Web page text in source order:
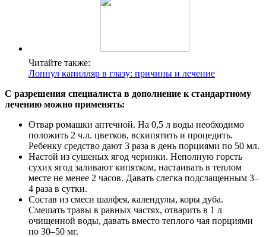
Читайте также:
Лопнул капилляр в глазу: причины и лечение
С разрешения специалиста в дополнение к стандартному
лечению можно применять:
Отвар ромашки аптечной. На 0,5 л воды необходимо
положить 2 ч.л. цветков, вскипятить и процедить.
Ребенку средство дают 3 раза в день порциями по 50 мл.
Настой из сушеных ягод черники. Неполную горсть
сухих ягод заливают кипятком, настаивать в теплом
месте не менее 2 часов. Давать слегка подслащенным 3–
4 раза в сутки.
Состав из смеси шалфея, календулы, коры дуба.
Смешать травы в равных частях, отварить в 1 л
очищенной воды, давать вместо теплого чая порциями
по 30–50 мг.